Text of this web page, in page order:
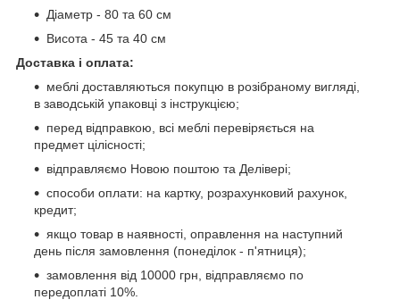
Діаметр - 80 та 60 см
Висота - 45 та 40 см
Доставка і оплата:
меблі доставляються покупцю в розібраному вигляді,
в заводській упаковці з інструкцією;
перед відправкою, всі меблі перевіряється на
предмет цілісності;
відправляємо Новою поштою та Делівері;
способи оплати: на картку, розрахунковий рахунок,
кредит;
якщо товар в наявності, оправлення на наступний
день після замовлення (понеділок - п'ятниця);
замовлення від 10000 грн, відправляємо по
передоплаті 10%.